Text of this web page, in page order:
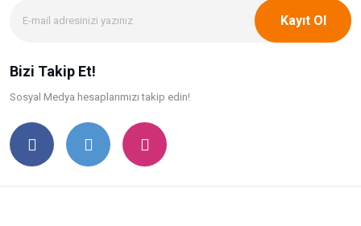
Kayıt Ol
Bizi Takip Et!
Sosyal Medya hesaplarımızı takip edin!